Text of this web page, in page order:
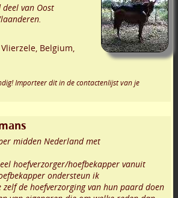
deel van Oost
Vlierzele, Belgium,
Importeer dit in de contactenlijst van je
midden Nederland met
hoefverzorger/hoefbekapper vanuit
ondersteun ik
de hoefverzorging van hun paard doen